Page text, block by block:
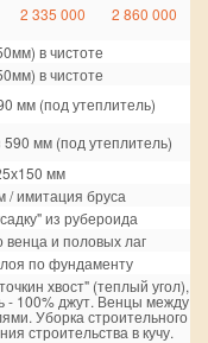
2 335 000 2 860 000
в чистоте
в чистоте
мм (под утеплитель)
мм (под утеплитель)
мм
/ имитация бруса
из рубероида
венца и половых лаг
по фундаменту
хвост" (теплый угол),
- 100% джут. Венцы между
Уборка строительного
строительства в кучу.